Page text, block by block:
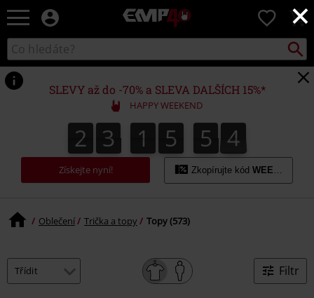
×
EMP
Hudba,
filmy
&
seriály,
Merch
pro
hráče,
Alternativní
móda
0
Katalog
vyhledávání
SLEVY až do -70% a SLEVA DALŠÍCH 15%*
HAPPY WEEKEND
2
2 3
3 1
1 5
5
5
5 5
5
5
5 2
3
2
4
3
Získejte nyní! Zkopírujte kód WEEKEND
Oblečení Trička a topy Topy (573)
Filtr